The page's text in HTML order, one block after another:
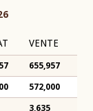
VENTE
655,957
572,000
3,635